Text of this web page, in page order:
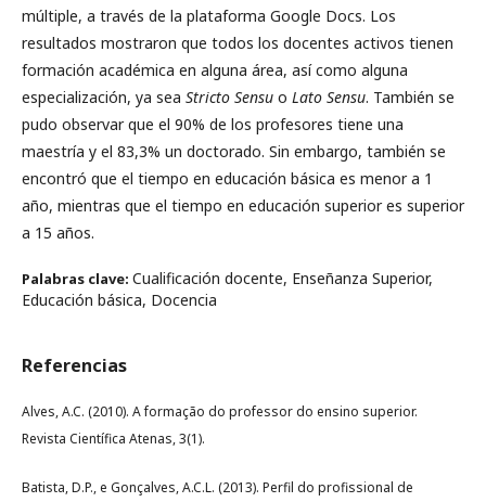
múltiple, a través de la plataforma Google Docs. Los
resultados mostraron que todos los docentes activos tienen
formación académica en alguna área, así como alguna
especialización, ya sea Stricto Sensu o Lato Sensu. También se
pudo observar que el 90% de los profesores tiene una
maestría y el 83,3% un doctorado. Sin embargo, también se
encontró que el tiempo en educación básica es menor a 1
año, mientras que el tiempo en educación superior es superior
a 15 años.
Palabras clave: Cualificación docente, Enseñanza Superior,
Educación básica, Docencia
Referencias
Alves, A.C. (2010). A formação do professor do ensino superior.
Revista Científica Atenas, 3(1).
Batista, D.P., e Gonçalves, A.C.L. (2013). Perfil do profissional de